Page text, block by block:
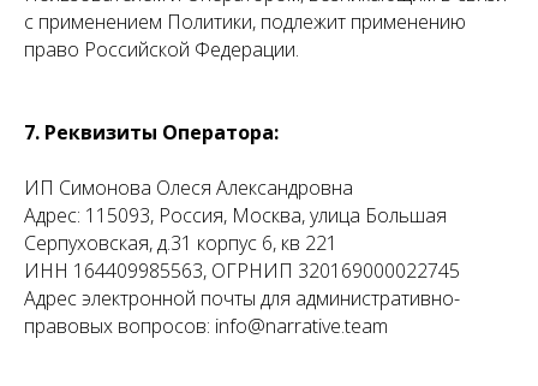
с применением Политики, подлежит применению
право Российской Федерации.
7. Реквизиты Оператора:
ИП Симонова Олеся Александровна
Адрес: 115093, Россия, Москва, улица Большая
Серпуховская, д.31 корпус 6, кв 221
ИНН 164409985563, ОГРНИП 320169000022745
Адрес электронной почты для административно-
правовых вопросов: info@narrative.team